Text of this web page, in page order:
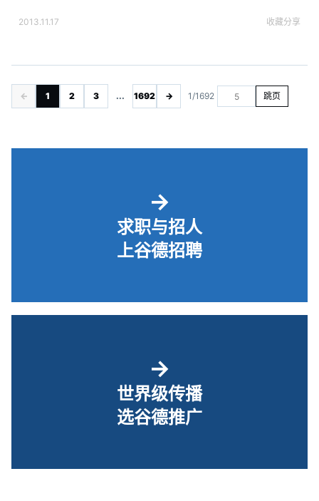
2013.11.17 收藏分享
← 1 2 3 ... 1692 → 1/1692 跳页
→
求职与招人
上谷德招聘
→
世界级传播
选谷德推广